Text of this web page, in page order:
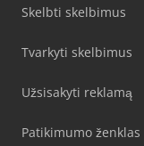
Skelbti skelbimus
Tvarkyti skelbimus
Užsisakyti reklamą
Patikimumo ženklas